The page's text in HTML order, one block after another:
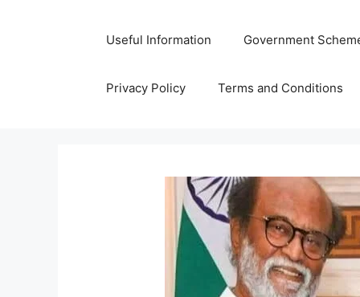
Useful Information Government
Privacy Policy Terms and Conditions